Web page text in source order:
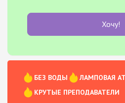
Хочу!
БЕЗ ВОДЫ
ЛАМПОВАЯ
КРУТЫЕ ПРЕПОДАВАТЕЛИ